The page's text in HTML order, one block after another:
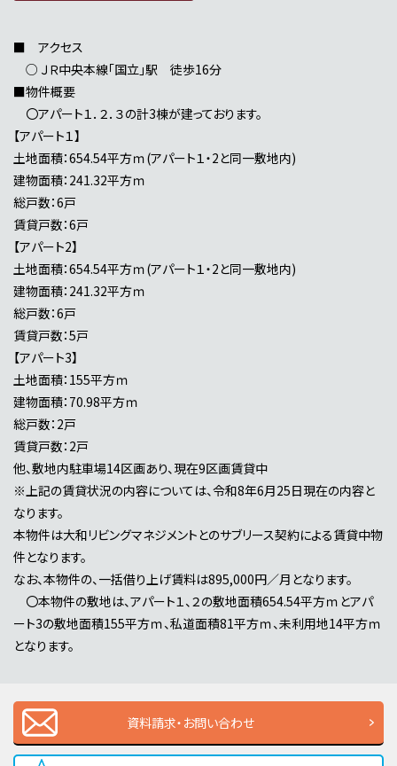
■ アクセス
○ ＪＲ中央本線「国立」駅 徒歩16分
■物件概要
〇アパート１．２．３の計3棟が建っております。
【アパート１】
土地面積：654.54平方ｍ(アパート１・2と同一敷地内)
建物面積：241.32平方ｍ
総戸数：6戸
賃貸戸数：6戸
【アパート2】
土地面積：654.54平方ｍ(アパート１・2と同一敷地内)
建物面積：241.32平方ｍ
総戸数：6戸
賃貸戸数：5戸
【アパート3】
土地面積：155平方ｍ
建物面積：70.98平方ｍ
総戸数：2戸
賃貸戸数：2戸
他、敷地内駐車場14区画あり、現在9区画賃貸中
※上記の賃貸状況の内容については、令和8年6月25日現在の内容と
なります。
本物件は大和リビングマネジメントとのサブリース契約による賃貸中物
件となります。
なお、本物件の、一括借り上げ賃料は895,000円／月となります。
〇本物件の敷地は、アパート１、２の敷地面積654.54平方ｍとアパ
ート3の敷地面積155平方ｍ、私道面積81平方ｍ、未利用地14平方ｍ
となります。
資料請求・お問い合わせ